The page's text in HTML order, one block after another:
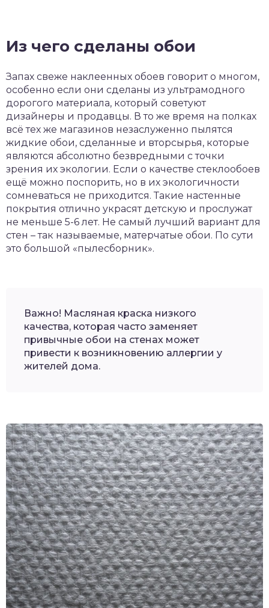
Из чего сделаны обои
Запах свеже наклеенных обоев говорит о многом,
особенно если они сделаны из ультрамодного
дорогого материала, который советуют
дизайнеры и продавцы. В то же время на полках
всё тех же магазинов незаслуженно пылятся
жидкие обои, сделанные и вторсырья, которые
являются абсолютно безвредными с точки
зрения их экологии. Если о качестве стеклообоев
ещё можно поспорить, но в их экологичности
сомневаться не приходится. Такие настенные
покрытия отлично украсят детскую и прослужат
не меньше 5-6 лет. Не самый лучший вариант для
стен – так называемые, матерчатые обои. По сути
это большой «пылесборник».
Важно! Масляная краска низкого
качества, которая часто заменяет
привычные обои на стенах может
привести к возникновению аллергии у
жителей дома.